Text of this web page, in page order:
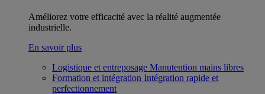
Améliorez votre efficacité avec la réalité augmentée
industrielle.
En savoir plus
Logistique et entreposage Manutention mains libres
Formation et intégration Intégration rapide et
perfectionnement